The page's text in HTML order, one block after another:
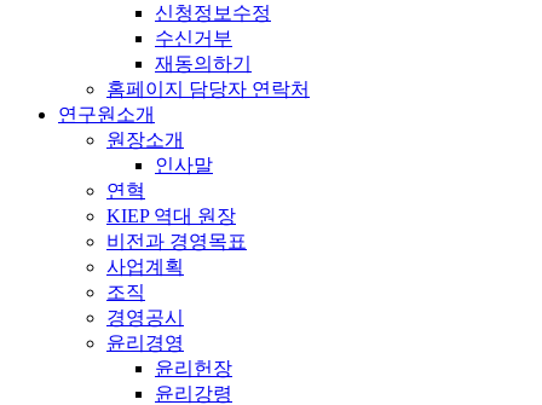
신청정보수정
수신거부
재동의하기
홈페이지 담당자 연락처
연구원소개
원장소개
인사말
연혁
KIEP 역대 원장
비전과 경영목표
사업계획
조직
경영공시
윤리경영
윤리헌장
윤리강령